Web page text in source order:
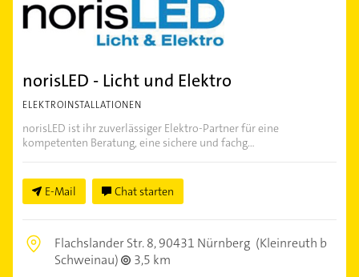
norisLED - Licht und Elektro
ELEKTROINSTALLATIONEN
norisLED ist ihr zuverlässiger Elektro-Partner für eine
kompetenten Beratung, eine sichere und fachg...
E-Mail Chat starten
Flachslander Str. 8,90431 Nürnberg (Kleinreuth b
Schweinau)
3,5 km